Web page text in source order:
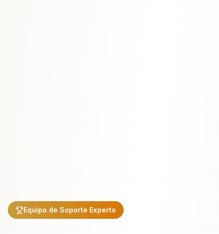
Equipo de Soporte Experto